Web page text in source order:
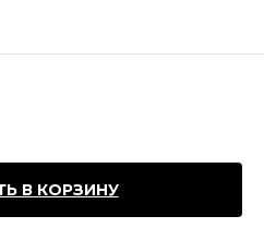
В КОРЗИНУ